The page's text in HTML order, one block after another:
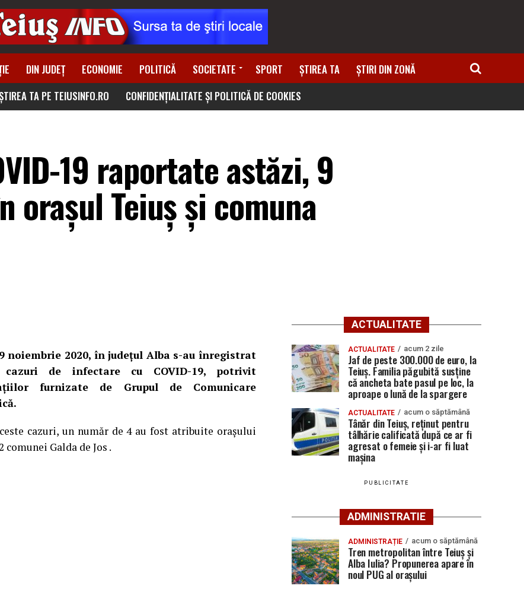
DIN JUDEȚ ECONOMIE POLITICĂ SOCIETATE SPORT ȘTIREA TA
ȘTIRI DIN ZONĂ
TA PE TEIUSINFO.RO CONFIDENȚIALITATE ȘI POLITICĂ DE COOKIES
19 raportate astăzi, 9
orașul Teiuș și comuna
noiembrie 2020, în județul Alba s-au înregistrat
de infectare cu COVID-19, potrivit
furnizate de Grupul de Comunicare
cazuri, un număr de 4 au fost atribuite orașului
comunei Galda de Jos .
ACTUALITATE
ACTUALITATE acum 2 zile
Jaf de peste 300.000 de euro, la
Teiuș. Familia păgubită susține
că ancheta bate pasul pe loc, la
aproape o lună de la spargere
ACTUALITATE acum o săptămână
Tânăr din Teiuș, reținut pentru
tâlhărie calificată după ce ar fi
agresat o femeie și i-ar fi luat
mașina
PUBLICITATE
ADMINISTRATIE
ADMINISTRAȚIE acum o săptămână
Tren metropolitan între Teiuș și
Alba Iulia? Propunerea apare în
noul PUG al orașului